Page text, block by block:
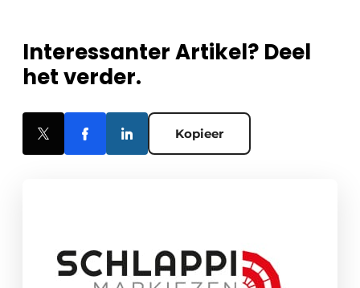
Interessanter Artikel? Deel
het verder.
Kopieer